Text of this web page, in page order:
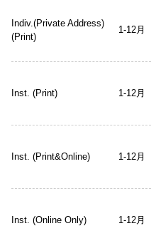
Indiv.(Private Address)
(Print)
1-12月
Inst. (Print) 1-12月
Inst. (Print&Online) 1-12月
Inst. (Online Only) 1-12月